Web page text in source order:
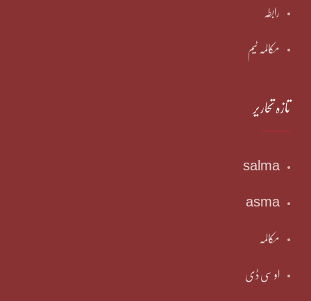
رابطہ
مکالمہ ٹیم
تازہ تحاریر
salma
asma
مکالمہ
او سی ڈی